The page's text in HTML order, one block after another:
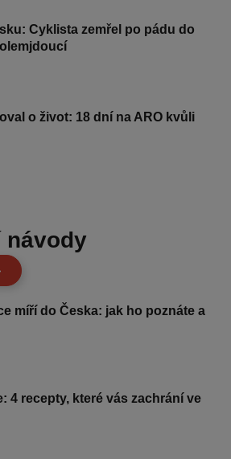
Cyklista zemřel po pádu do
o život: 18 dní na ARO kvůli
návody
míří do Česka: jak ho poznáte a
4 recepty, které vás zachrání ve